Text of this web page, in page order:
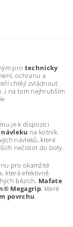
pro technicky
ochranu a
chtějí zvládnout
,i na tom nejhrubším
je k dispozici
na kotník.
návleků, které
nečistot do boty.
pro okamžité
která efektivně
bězích. Mafate
Megagrip, které
povrchu.